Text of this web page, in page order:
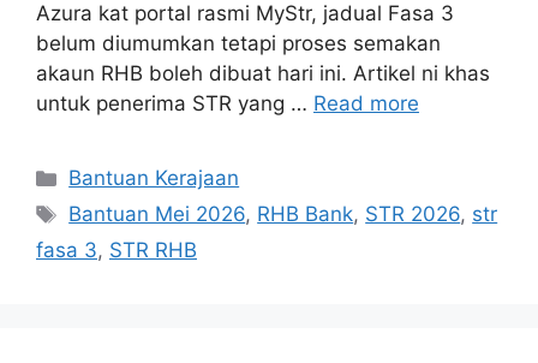
Azura kat portal rasmi MyStr, jadual Fasa 3
belum diumumkan tetapi proses semakan
akaun RHB boleh dibuat hari ini. Artikel ni khas
untuk penerima STR yang … Read more
Categories
Bantuan Kerajaan
Tags
Bantuan Mei 2026, RHB Bank, STR 2026, str
fasa 3, STR RHB